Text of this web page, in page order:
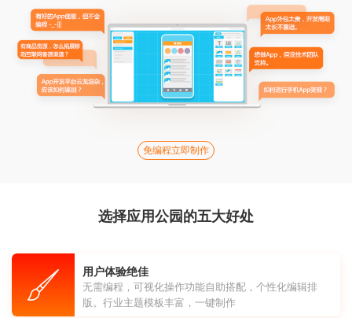
免编程立即制作
选择应用公园的五大好处
用户体验绝佳
无需编程，可视化操作功能自助搭配，个性化编辑排
版。行业主题模板丰富，一键制作